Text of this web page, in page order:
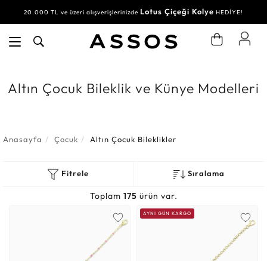
20.000 TL ve üzeri alışverişlerinizde Lotus Çiçeği Kolye HEDİYE!
Altın Çocuk Bileklik ve Künye Modelleri
Anasayfa Çocuk Altın Çocuk Bileklikler
Fitrele Sıralama
Toplam 175 ürün var.
AYNI GÜN KARGO